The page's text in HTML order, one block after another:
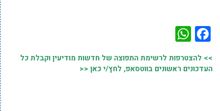
Facebook
>> להצטרפות לרשימת התפוצה של חדשות מודיעין וקבלת כל
העדכונים ראשונים בווטסאפ, לחץ/י כאן <<